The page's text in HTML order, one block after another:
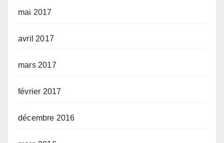
mai 2017
avril 2017
mars 2017
février 2017
décembre 2016